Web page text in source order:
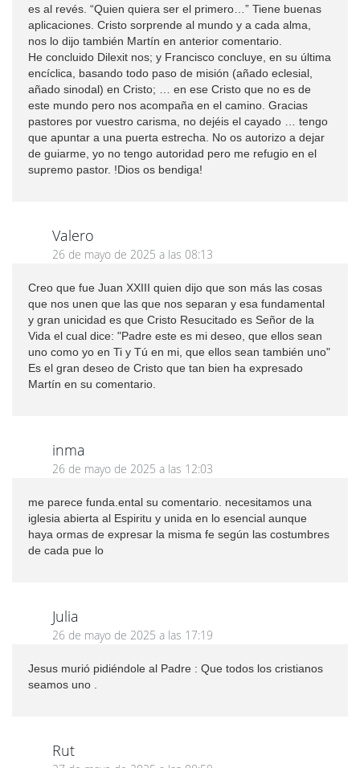
es al revés. “Quien quiera ser el primero…” Tiene buenas
aplicaciones. Cristo sorprende al mundo y a cada alma,
nos lo dijo también Martín en anterior comentario.
He concluido Dilexit nos; y Francisco concluye, en su última
encíclica, basando todo paso de misión (añado eclesial,
añado sinodal) en Cristo; … en ese Cristo que no es de
este mundo pero nos acompaña en el camino. Gracias
pastores por vuestro carisma, no dejéis el cayado … tengo
que apuntar a una puerta estrecha. No os autorizo a dejar
de guiarme, yo no tengo autoridad pero me refugio en el
supremo pastor. !Dios os bendiga!
Valero
26 de mayo de 2025 a las 08:13
Creo que fue Juan XXIII quien dijo que son más las cosas
que nos unen que las que nos separan y esa fundamental
y gran unicidad es que Cristo Resucitado es Señor de la
Vida el cual dice: "Padre este es mi deseo, que ellos sean
uno como yo en Ti y Tú en mi, que ellos sean también uno"
Es el gran deseo de Cristo que tan bien ha expresado
Martín en su comentario.
inma
26 de mayo de 2025 a las 12:03
me parece funda.ental su comentario. necesitamos una
iglesia abierta al Espiritu y unida en lo esencial aunque
haya ormas de expresar la misma fe según las costumbres
de cada pue lo
Julia
26 de mayo de 2025 a las 17:19
Jesus murió pidiéndole al Padre : Que todos los cristianos
seamos uno .
Rut